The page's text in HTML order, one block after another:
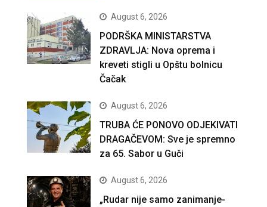
August 6, 2026
PODRŠKA MINISTARSTVA
ZDRAVLJA: Nova oprema i
kreveti stigli u Opštu bolnicu
Čačak
August 6, 2026
TRUBA ĆE PONOVO ODJEKIVATI
DRAGAČEVOM: Sve je spremno
za 65. Sabor u Guči
August 6, 2026
„Rudar nije samo zanimanje-